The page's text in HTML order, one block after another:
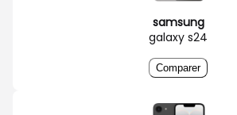
samsung
galaxy s24
Comparer